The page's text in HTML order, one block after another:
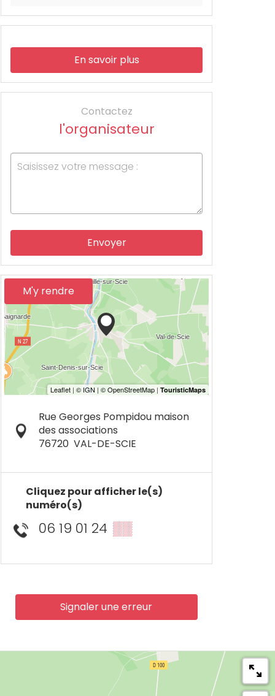
En savoir plus
Contactez
l'organisateur
Envoyer
M'y rendre
Rue Georges Pompidou maison
des associations
76720 VAL-DE-SCIE
Cliquez pour afficher le(s)
numéro(s)
06 19 01 24 ▒▒
Signaler une erreur